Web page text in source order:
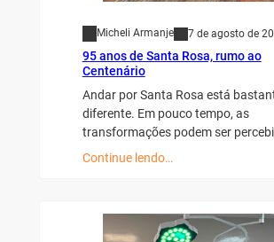
Micheli Armanje 7 de agosto de
95 anos de Santa Rosa, rumo ao
Centenário
Andar por Santa Rosa está
diferente. Em pouco tempo, as
transformações podem ser
Continue lendo…